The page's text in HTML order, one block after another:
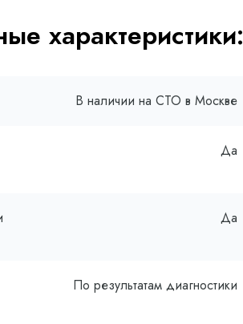
характеристики:
В наличии на СТО в Москве
Да
Да
По результатам диагностики